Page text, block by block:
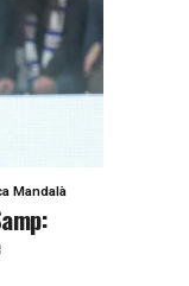
Mandalà